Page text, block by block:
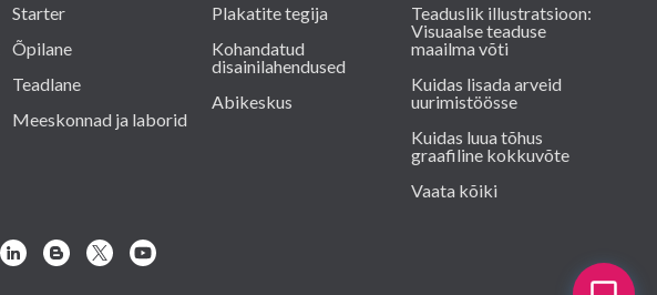
Starter
Õpilane
Teadlane
Meeskonnad ja laborid
Plakatite tegija
Kohandatud
disainilahendused
Abikeskus
Teaduslik illustratsioon:
Visuaalse teaduse
maailma võti
Kuidas lisada arveid
uurimistöösse
Kuidas luua tõhus
graafiline kokkuvõte
Vaata kõiki